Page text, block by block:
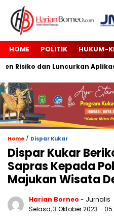
HOME POLITIK HUKUM-
dan Luncurkan Aplikasi
Home / Dispar Kukar
Dispar Kukar
Sapras Kepada
Majukan Wisata
Harian Borneo - Jurnalis
Selasa, 3 Oktober 2023 -